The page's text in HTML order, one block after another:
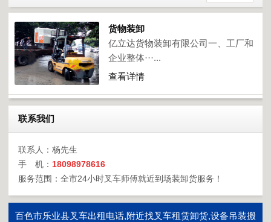
货物装卸
亿立达货物装卸有限公司一、工厂和
企业整体···...
查看详情
联系我们
联系人：杨先生
手 机： 18098978616
服务范围：全市24小时叉车师傅就近到场装卸货服务！
百色市乐业县叉车出租电话,附近找叉车租赁卸货,设备吊装搬